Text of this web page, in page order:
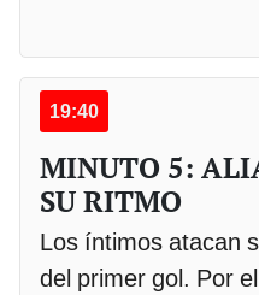
19:40
MINUTO 5:
SU RITMO
Los íntimos atacan
del primer gol. Por